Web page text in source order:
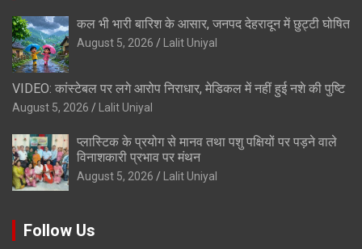
कल भी भारी बारिश के आसार, जनपद देहरादून में छुट्टी घोषित
August 5, 2026 Lalit Uniyal
VIDEO: कांस्टेबल पर लगे आरोप निराधार, मेडिकल में नहीं हुई नशे की पुष्टि
August 5, 2026 Lalit Uniyal
प्लास्टिक के प्रयोग से मानव तथा पशु पक्षियों पर पड़ने वाले
विनाशकारी प्रभाव पर मंथन
August 5, 2026 Lalit Uniyal
Follow Us